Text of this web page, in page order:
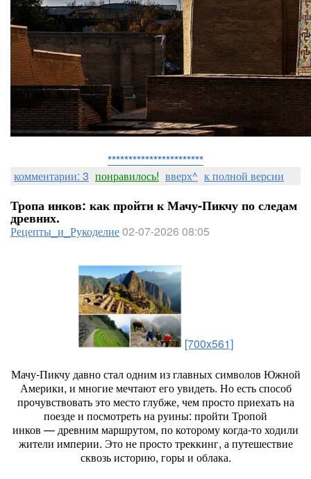
***********************
комментарии: 3 понравилось! вверх^ к полной версии
Тропа инков: как пройти к Мачу‑Пикчу по следам
древних.
Рецепты_и_Рукоделие02-07-2026 08:05
[700x561]
Мачу‑Пикчудавносталоднимизглавныхсимволов Южной
Америки, и многиемечтаютегоувидеть. Ноестьспособ
прочувствоватьэтоместоглубже, чемпростоприехатьна
поездеи посмотретьнаруины: пройти Тропой
инков — древниммаршрутом, покоторомукогда‑тоходили
жители империи. Этонепростотреккинг, апутешествие
сквозьисторию, горыи облака.